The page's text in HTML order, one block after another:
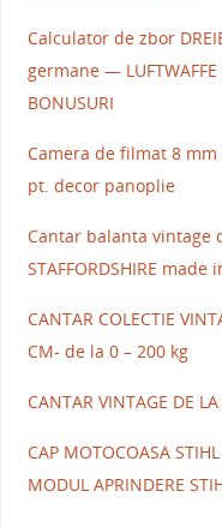
Calculator de zbor
germane —
BONUSURI
Camera de filmat 8 mm
pt. decor panoplie
Cantar balanta vintage
STAFFORDSHIRE made
CANTAR COLECTIE
CM- de la 0 – 200 kg
CANTAR VINTAGE DE
CAP MOTOCOASA
MODUL APRINDERE